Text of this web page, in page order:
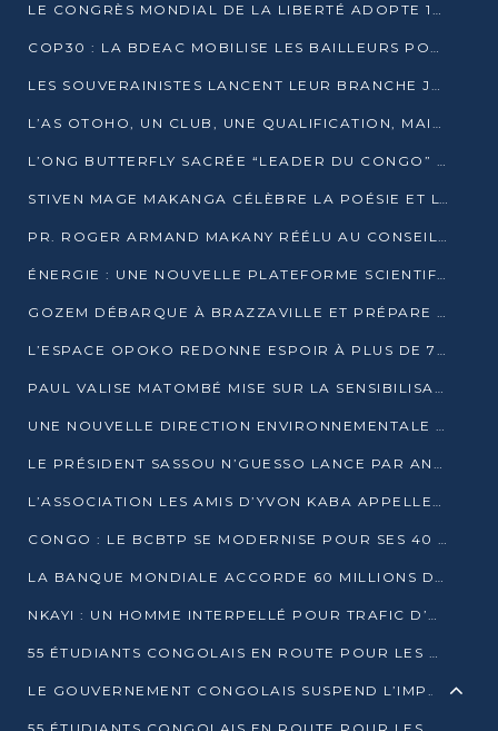
LE CONGRÈS MONDIAL DE LA LIBERTÉ ADOPTE 14 RÉSOLUTIONS HISTORIQUES
COP30 : LA BDEAC MOBILISE LES BAILLEURS POUR LE FONDS BLEU DU BASSIN DU CONGO
LES SOUVERAINISTES LANCENT LEUR BRANCHE JEUNE À BRAZZAVILLE
L’AS OTOHO, UN CLUB, UNE QUALIFICATION, MAIS ENCORE DES DOUTES
L’ONG BUTTERFLY SACRÉE “LEADER DU CONGO” AU PRIX D’EXCELLENCE 2025
STIVEN MAGE MAKANGA CÉLÈBRE LA POÉSIE ET L’HUMAIN AVEC SON RECUEIL “HECTARE”
PR. ROGER ARMAND MAKANY RÉÉLU AU CONSEIL DE L’AUF
ÉNERGIE : UNE NOUVELLE PLATEFORME SCIENTIFIQUE POUR LA TRANSITION ÉNERGÉTIQUE EN AFRIQUE CENTRALE
GOZEM DÉBARQUE À BRAZZAVILLE ET PRÉPARE SON ARRIVÉE À POINTE-NOIRE
L’ESPACE OPOKO REDONNE ESPOIR À PLUS DE 775 ÉLÈVES AUTOCHTONES DANS LE NORD DU CONGO
PAUL VALISE MATOMBÉ MISE SUR LA SENSIBILISATION POUR ÉRAQUER LE GRAND BANDITISME
UNE NOUVELLE DIRECTION ENVIRONNEMENTALE POUR RENFORCER LA GESTION DES DONNÉES AU CONGO
LE PRÉSIDENT SASSOU N’GUESSO LANCE PAR ANTICIPATION LA 39ÈME JOURNÉE NATIONALE DE L’ARBRE
L’ASSOCIATION LES AMIS D’YVON KABA APPELLENT DENIS SASSOU N’GUESSO À SE PORTER CANDIDAT
CONGO : LE BCBTP SE MODERNISE POUR SES 40 ANS D’EXISTENCE
LA BANQUE MONDIALE ACCORDE 60 MILLIONS DE DOLLARS POUR LA RÉSILIENCE URBAINE AU CONGO
NKAYI : UN HOMME INTERPELLÉ POUR TRAFIC D’UN BÉBÉ CHIMPANZÉ
55 ÉTUDIANTS CONGOLAIS EN ROUTE POUR LES UNIVERSITÉS ALGÉRIENNES
LE GOUVERNEMENT CONGOLAIS SUSPEND L’IMPORTATION DES MACHETTES ET DES MOTOS